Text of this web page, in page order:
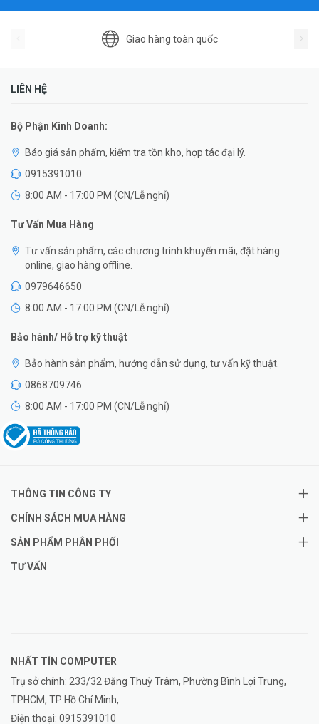
Giao hàng toàn quốc
LIÊN HỆ
Bộ Phận Kinh Doanh:
Báo giá sản phẩm, kiểm tra tồn kho, hợp tác đại lý.
0915391010
8:00 AM - 17:00 PM (CN/Lễ nghỉ)
Tư Vấn Mua Hàng
Tư vấn sản phẩm, các chương trình khuyến mãi, đặt hàng
online, giao hàng offline.
0979646650
8:00 AM - 17:00 PM (CN/Lễ nghỉ)
Bảo hành/ Hỗ trợ kỹ thuật
Bảo hành sản phẩm, hướng dẫn sử dụng, tư vấn kỹ thuật.
0868709746
8:00 AM - 17:00 PM (CN/Lễ nghỉ)
THÔNG TIN CÔNG TY
CHÍNH SÁCH MUA HÀNG
SẢN PHẨM PHÂN PHỐI
TƯ VẤN
NHẤT TÍN COMPUTER
Trụ sở chính: 233/32 Đặng Thuỳ Trâm, Phường Bình Lợi Trung,
TPHCM, TP Hồ Chí Minh,
Điện thoại: 0915391010